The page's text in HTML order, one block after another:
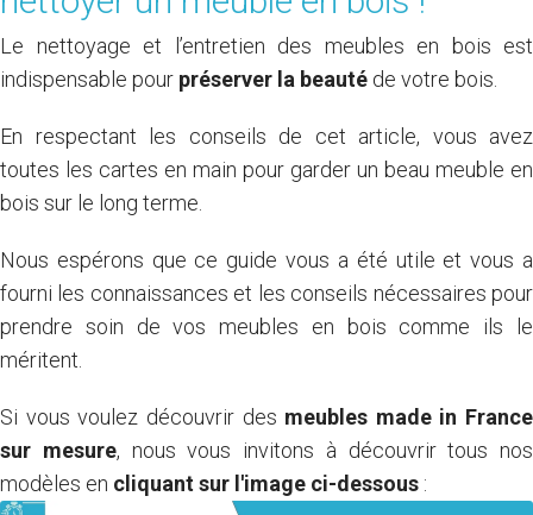
Le nettoyage et l’entretien des meubles en bois est
indispensable pour préserver la beauté de votre bois.
En respectant les conseils de cet article, vous avez
toutes les cartes en main pour garder un beau meuble en
bois sur le long terme.
Nous espérons que ce guide vous a été utile et vous a
fourni les connaissances et les conseils nécessaires pour
prendre soin de vos meubles en bois comme ils le
méritent.
Si vous voulez découvrir des meubles made in France
sur mesure, nous vous invitons à découvrir tous nos
modèles en cliquant sur l'image ci-dessous :